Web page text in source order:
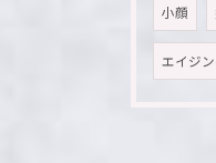
小顔
エイジ